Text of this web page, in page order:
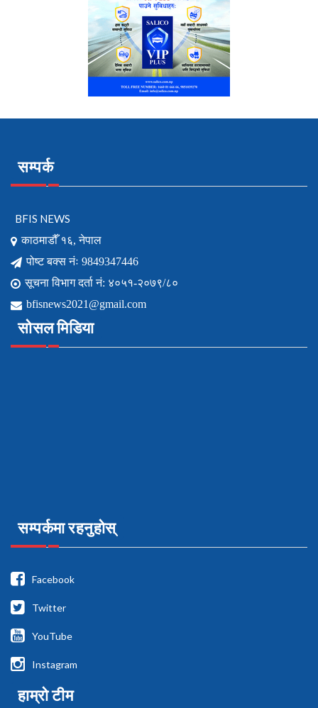
सम्पर्क
BFIS NEWS
काठमाडौँ १६, नेपाल
पोष्ट बक्स नंः 9849347446
सूचना विभाग दर्ता नं: ४०५१-२०७९/८०
bfisnews2021@gmail.com
सोसल मिडिया
सम्पर्कमा रहनुहोस्
Facebook
Twitter
YouTube
Instagram
हाम्रो टीम